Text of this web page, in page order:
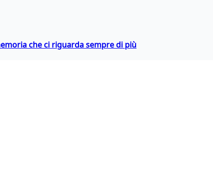
che ci riguarda sempre di più